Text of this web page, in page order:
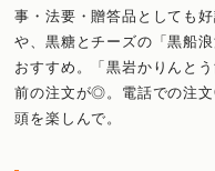
事・法要・贈答品としても
や、黒糖とチーズの「黒船
おすすめ。「黒岩かりんと
前の注文が◎。電話での注
頭を楽しんで。